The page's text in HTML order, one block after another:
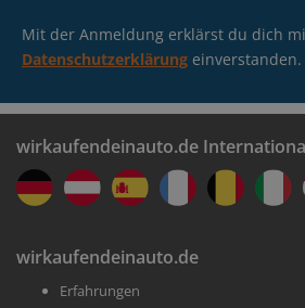
Buche einen Termin in einer
Erhalte dein
Wir kaufen dein Auto in weniger
Mit der Anmeldung erklärst du dich
Datenschutzerklärung einverstanden.
wirkaufendeinauto.de
wirkaufendeinauto.de
Erfahrungen